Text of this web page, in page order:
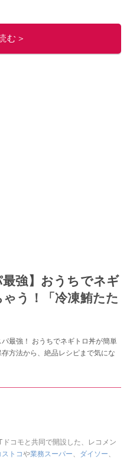
チオシストの他の記事を読む
む＞
最強】おうちでネギ
う！「冷凍鮪たた
最強！ おうちでネギトロ丼が簡単
方法から、絶品レシピまで気にな
コモと共同で開設した、レコメン
ストコや業務スーパー、 ダイソー、